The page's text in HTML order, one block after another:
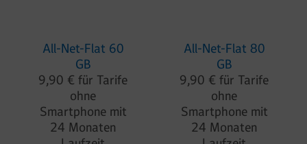
All-Net-Flat 60
GB
9,90 € für Tarife
ohne
Smartphone mit
24 Monaten
All-Net-Flat 80
GB
9,90 € für Tarife
ohne
Smartphone mit
24 Monaten